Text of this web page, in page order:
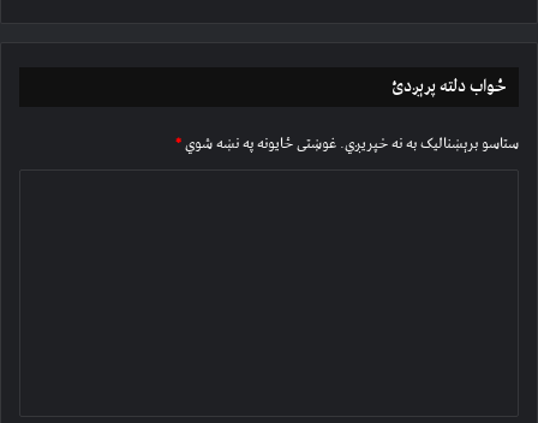
ځواب دلته پرېږدئ
ستاسو برېښناليک به نه خپريږي.غوښتى ځایونه په نښه شوي*